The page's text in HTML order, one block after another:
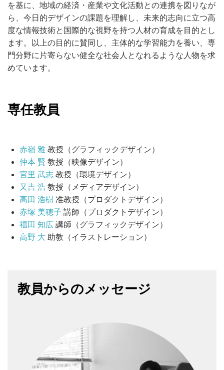
を基に、地域の経済・産業や文化活動との連携を図りなが
ら、今日的デザインの課題を理解し、未来的志向に立つ高
度な情報技術と国際的な視野を持つ人材の育成を目的とし
ます。以上の目的に賛同し、主体的な学習能力を養い、専
門分野に片寄らない健全な社会人となれるような人物を求
めています。
専任教員
赤嶺 雅 教授（グラフィックデザイン）
仲本 賢 教授（映像デザイン）
宮里 武志 教授（環境デザイン）
又吉 浩 教授（メディアデザイン）
高田 浩樹 准教授（プロダクトデザイン）
赤塚 美穂子 講師（プロダクトデザイン）
福田 知広 講師（グラフィックデザイン）
高野 大 助教（イラストレーション）
教員からのメッセージ